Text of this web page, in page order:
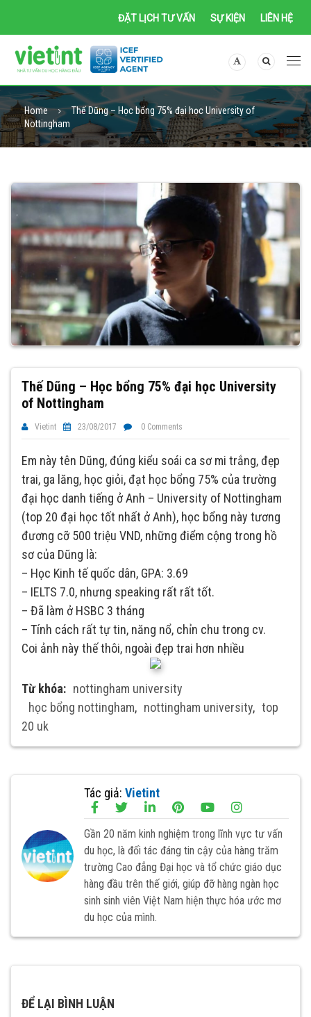
ĐẶT LỊCH TƯ VẤN SỰ KIỆN LIÊN HỆ
Home
Thế Dũng – Học bổng 75% đại học University of
Nottingham
Thế Dũng – Học bổng 75% đại học University
of Nottingham
Vietint 23/08/2017 0 Comments
Em này tên Dũng, đúng kiểu soái ca sơ mi trắng, đẹp
trai, ga lăng, học giỏi, đạt học bổng 75% của trường
đại học danh tiếng ở Anh – University of Nottingham
(top 20 đại học tốt nhất ở Anh), học bổng này tương
đương cỡ 500 triệu VND, những điểm cộng trong hồ
sơ của Dũng là:
– Học Kinh tế quốc dân, GPA: 3.69
– IELTS 7.0, nhưng speaking rất rất tốt.
– Đã làm ở HSBC 3 tháng
– Tính cách rất tự tin, năng nổ, chỉn chu trong cv.
Coi ảnh này thế thôi, ngoài đẹp trai hơn nhiều
Từ khóa: nottingham university
học bổng nottingham, nottingham university, top
20 uk
Tác giả: Vietint
Gần 20 năm kinh nghiệm trong lĩnh vực tư vấn
du học, là đối tác đáng tin cậy của hàng trăm
trường Cao đẳng Đại học và tổ chức giáo dục
hàng đầu trên thế giới, giúp đỡ hàng ngàn học
sinh sinh viên Việt Nam hiện thực hóa ước mơ
du học của mình.
ĐỂ LẠI BÌNH LUẬN